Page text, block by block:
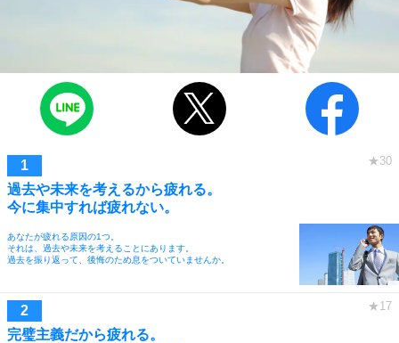
過去や未来を考えるから疲れる。
今に集中すれば疲れない。
あなたが疲れる原因の1つ。
それは、過去や未来を考えることにあります。
過去を振り返って、後悔のため息をついていませんか。
完璧主義だから疲れる。